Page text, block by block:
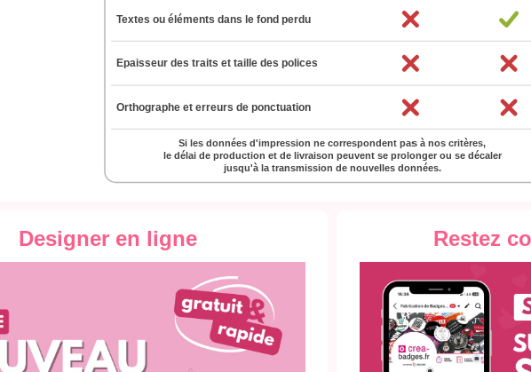
Designer en ligne Restez